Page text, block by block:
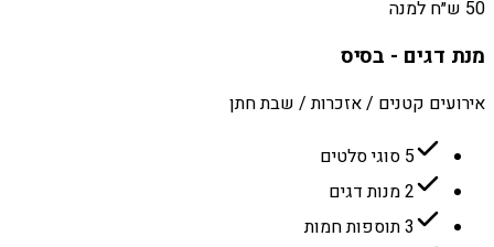
50 ש״ח למנה
מנת דגים - בסיס
אירועים קטנים / אזכרות / שבת חתן
5 סוגי סלטים
2 מנות דגים
3 תוספות חמות